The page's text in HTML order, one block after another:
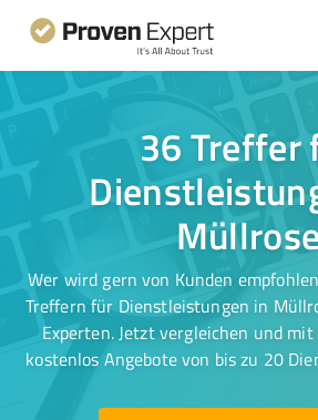
36 Treffer
Müllrose
Wer wird gern von Kunden
Treffern für Dienstleistungen in
Experten. Jetzt vergleichen und
kostenlos Angebote von bis zu 20